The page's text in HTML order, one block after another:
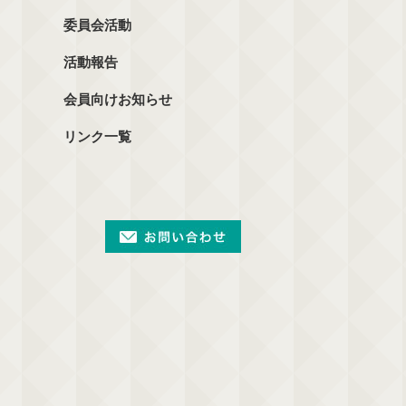
委員会活動
活動報告
会員向けお知らせ
リンク一覧